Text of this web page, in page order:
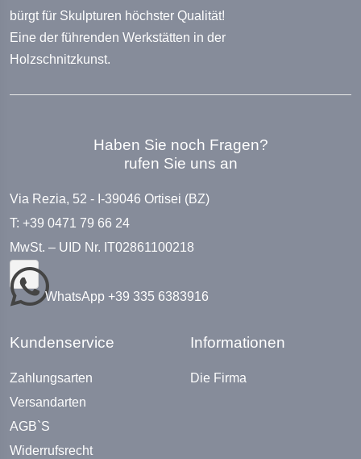
bürgt für Skulpturen höchster Qualität!
Eine der führenden Werkstätten in der
Holzschnitzkunst.
Haben Sie noch Fragen?
rufen Sie uns an
Via Rezia, 52 - I-39046 Ortisei (BZ)
T: +39 0471 79 66 24
MwSt. – UID Nr. IT02861100218
WhatsApp +39 335 6383916
Kundenservice
Zahlungsarten
Versandarten
AGB`S
Widerrufsrecht
Informationen
Die Firma